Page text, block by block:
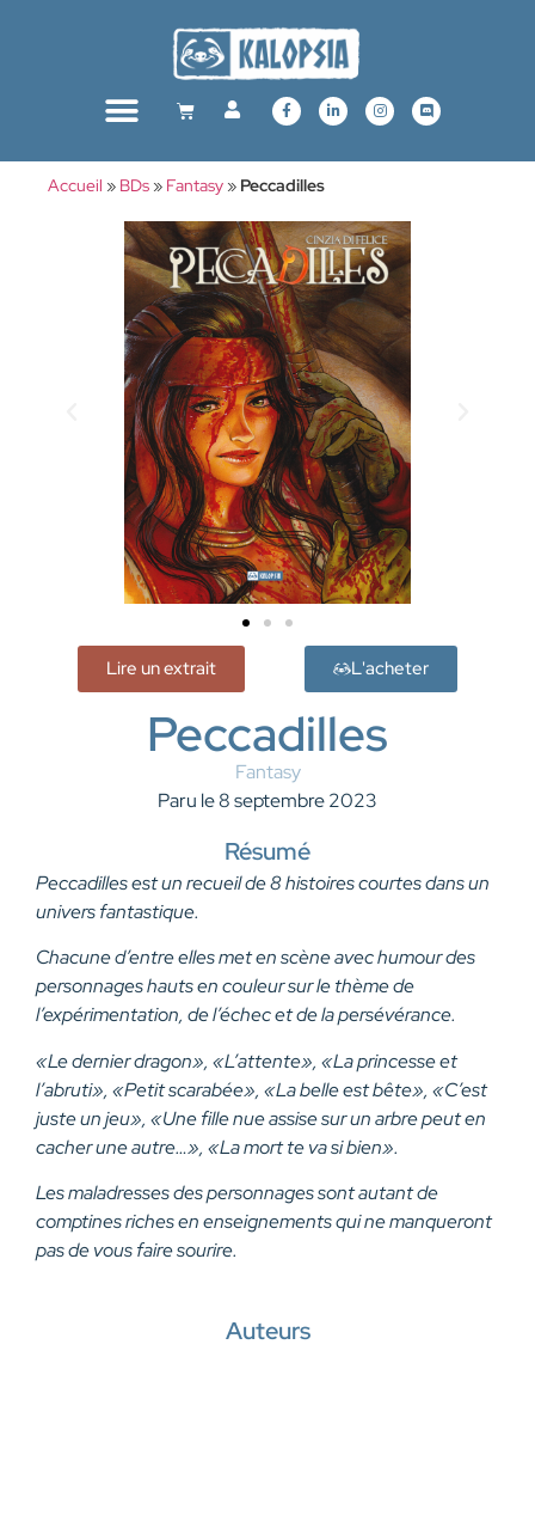
Accueil » BDs » Fantasy » Peccadilles
Lire un extrait L'acheter
Peccadilles
Fantasy
Paru le 8 septembre 2023
Résumé
Peccadilles est un recueil de 8 histoires courtes dans un
univers fantastique.
Chacune d’entre elles met en scène avec humour des
personnages hauts en couleur sur le thème de
l’expérimentation, de l’échec et de la persévérance.
«Le dernier dragon», «L’attente», «La princesse et
l’abruti», «Petit scarabée», «La belle est bête», «C’est
juste un jeu», «Une fille nue assise sur un arbre peut en
cacher une autre…», «La mort te va si bien».
Les maladresses des personnages sont autant de
comptines riches en enseignements qui ne manqueront
pas de vous faire sourire.
Auteurs